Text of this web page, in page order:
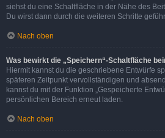
siehst du eine Schaltfläche in der Nähe des
Du wirst dann durch die weiteren Schritte
Nach oben
Was bewirkt die „Speichern“-Schaltfläche
Hiermit kannst du die geschriebene Entwürfe
späteren Zeitpunkt vervollständigen und
kannst du mit der Funktion „Gespeicherte
persönlichen Bereich erneut laden.
Nach oben